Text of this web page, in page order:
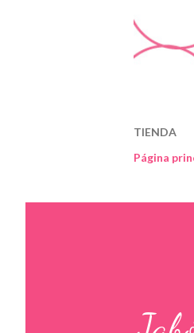
TIENDA
Página